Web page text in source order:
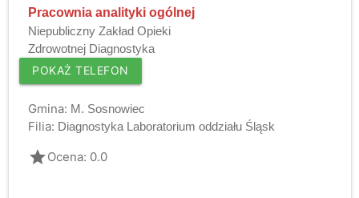
Pracownia analityki ogólnej
Niepubliczny Zakład Opieki
Zdrowotnej Diagnostyka
POKAŻ TELEFON
Gmina: M. Sosnowiec
Filia: Diagnostyka Laboratorium oddziału Śląsk
gradeOcena: 0.0